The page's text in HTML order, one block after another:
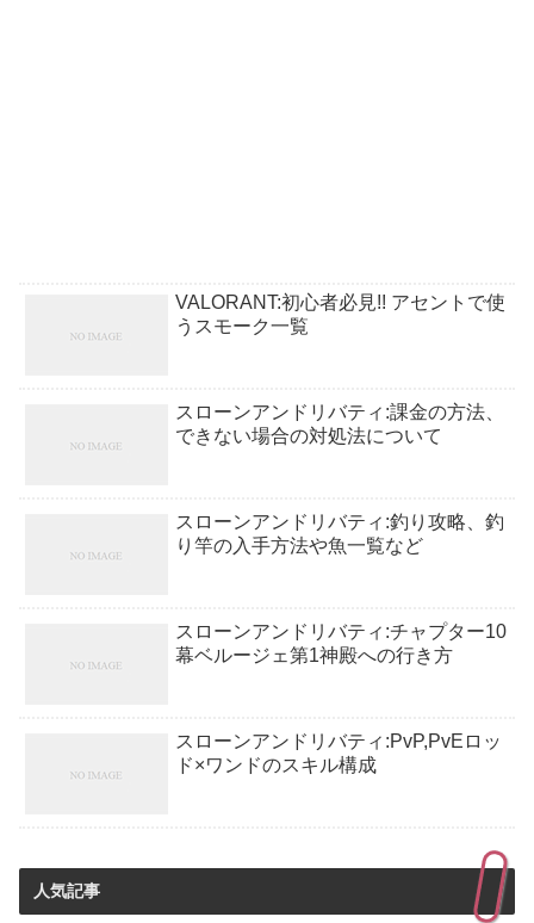
VALORANT:初心者必見!! アセントで使
うスモーク一覧
スローンアンドリバティ:課金の方法、
できない場合の対処法について
スローンアンドリバティ:釣り攻略、釣
り竿の入手方法や魚一覧など
スローンアンドリバティ:チャプター10
幕ベルージェ第1神殿への行き方
スローンアンドリバティ:PvP,PvEロッ
ド×ワンドのスキル構成
人気記事